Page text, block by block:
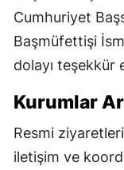
Cumhuriyet
Başmüfettişi
dolayı teşekkür
Kurumlar
Resmi
iletişim ve